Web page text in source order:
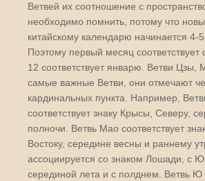
Ветвей их соотношение с
необходимо помнить, потому что
китайскому календарю начинается 4-
Поэтому первый месяц
12 соответствует январю. Ветви
самые важные Ветви, они отмечают
кардинальных пункта. Например,
соответствует знаку Крысы, Северу,
полночи. Ветвь Мао соответствует
Востоку, середине весны и раннему
ассоциируется со знаком Лошади, с
серединой лета и с полднем. Ветвь Ю